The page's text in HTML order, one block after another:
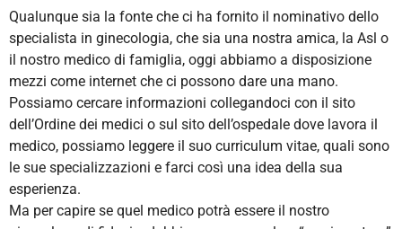
Qualunque sia la fonte che ci ha fornito il nominativo dello
specialista in ginecologia, che sia una nostra amica, la Asl o
il nostro medico di famiglia, oggi abbiamo a disposizione
mezzi come internet che ci possono dare una mano.
Possiamo cercare informazioni collegandoci con il sito
dell’Ordine dei medici o sul sito dell’ospedale dove lavora il
medico, possiamo leggere il suo curriculum vitae, quali sono
le sue specializzazioni e farci così una idea della sua
esperienza.
Ma per capire se quel medico potrà essere il nostro